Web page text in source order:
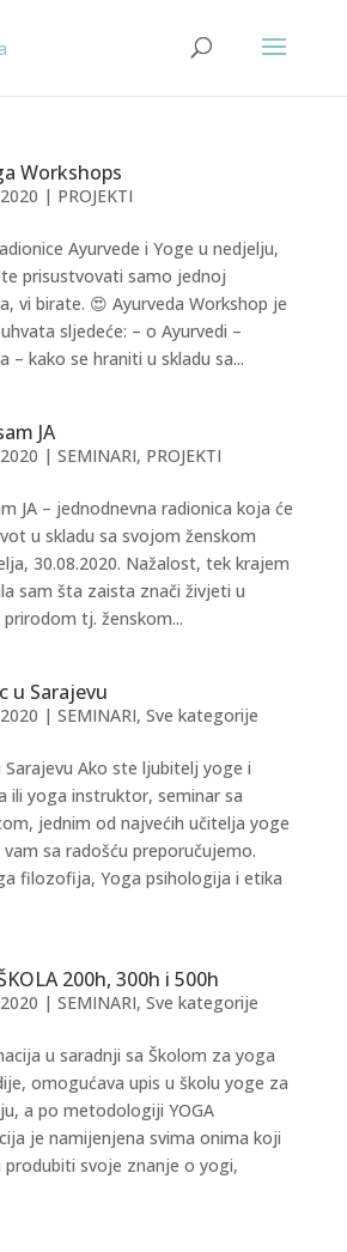
Workshops
| PROJEKTI
Ayurvede i Yoge u nedjelju,
prisustvovati samo jednoj
vi birate. 😍 Ayurveda Workshop je
sljedeće: – o Ayurvedi –
– kako se hraniti u skladu sa...
JA
| SEMINARI, PROJEKTI
JA – jednodnevna radionica koja će
u skladu sa svojom ženskom
30.08.2020. Nažalost, tek krajem
sam šta zaista znači živjeti u
tj. ženskom...
u Sarajevu
| SEMINARI, Sve kategorije
Sarajevu Ako ste ljubitelj yoge i
ili yoga instruktor, seminar sa
jednim od najvećih učitelja yoge
sa radošću preporučujemo.
filozofija, Yoga psihologija i etika
200h, 300h i 500h
| SEMINARI, Sve kategorije
u saradnji sa Školom za yoga
omogućava upis u školu yoge za
a po metodologiji YOGA
je namijenjena svima onima koji
produbiti svoje znanje o yogi,